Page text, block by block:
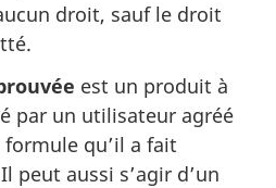
droit, sauf le droit
est un produit à
par un utilisateur agréé
qu’il a fait
peut aussi s’agir d’un